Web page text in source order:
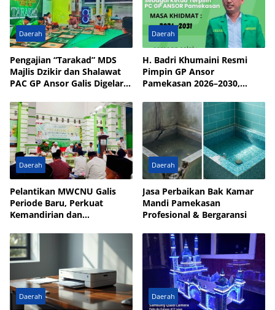
Daerah
Pengajian “Tarakad” MDS
Majlis Dzikir dan Shalawat
PAC GP Ansor Galis Digelar
Bulay
Daerah
H. Badri Khumaini Resmi
Pimpin GP Ansor
Pamekasan 2026–2030,
Daerah
Pelantikan MWCNU Galis
Periode Baru, Perkuat
Kemandirian dan
Daerah
Jasa Perbaikan Bak Kamar
Mandi Pamekasan
Profesional & Bergaransi
Daerah Daerah